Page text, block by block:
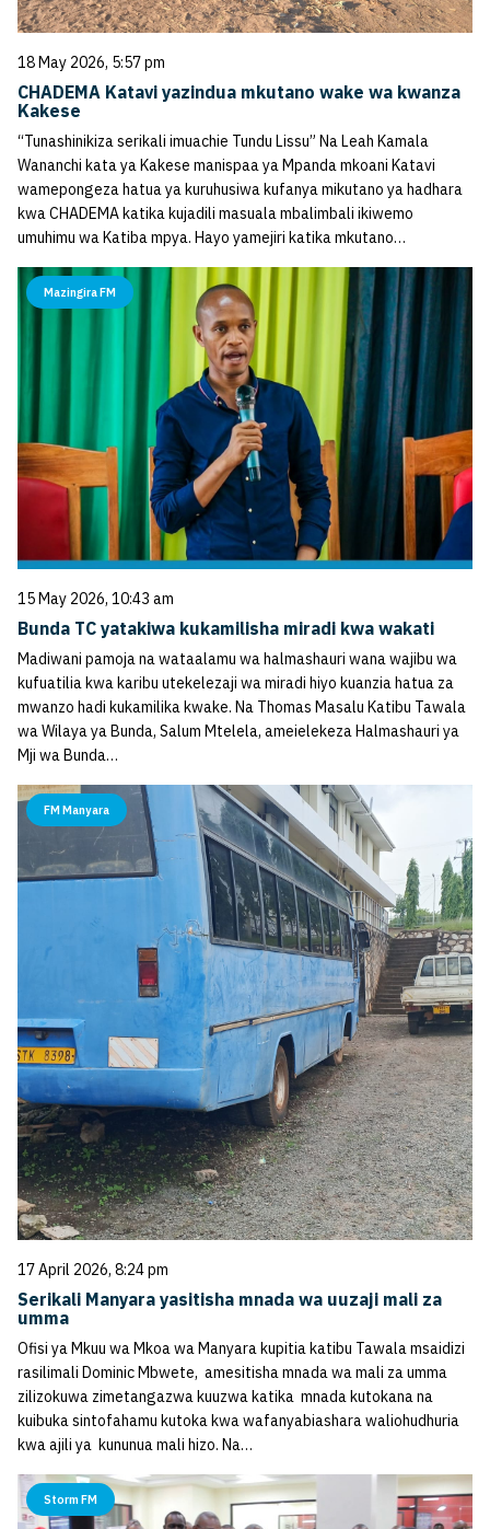
18 May 2026, 5:57 pm
CHADEMA Katavi yazindua mkutano wake wa kwanza
Kakese
“Tunashinikiza serikali imuachie Tundu Lissu” Na Leah Kamala
Wananchi kata ya Kakese manispaa ya Mpanda mkoani Katavi
wamepongeza hatua ya kuruhusiwa kufanya mikutano ya hadhara
kwa CHADEMA katika kujadili masuala mbalimbali ikiwemo
umuhimu wa Katiba mpya. Hayo yamejiri katika mkutano…
Mazingira FM
15 May 2026, 10:43 am
Bunda TC yatakiwa kukamilisha miradi kwa wakati
Madiwani pamoja na wataalamu wa halmashauri wana wajibu wa
kufuatilia kwa karibu utekelezaji wa miradi hiyo kuanzia hatua za
mwanzo hadi kukamilika kwake. Na Thomas Masalu Katibu Tawala
wa Wilaya ya Bunda, Salum Mtelela, ameielekeza Halmashauri ya
Mji wa Bunda…
FM Manyara
17 April 2026, 8:24 pm
Serikali Manyara yasitisha mnada wa uuzaji mali za
umma
Ofisi ya Mkuu wa Mkoa wa Manyara kupitia katibu Tawala msaidizi
rasilimali Dominic Mbwete, amesitisha mnada wa mali za umma
zilizokuwa zimetangazwa kuuzwa katika mnada kutokana na
kuibuka sintofahamu kutoka kwa wafanyabiashara waliohudhuria
kwa ajili ya kununua mali hizo. Na…
Storm FM